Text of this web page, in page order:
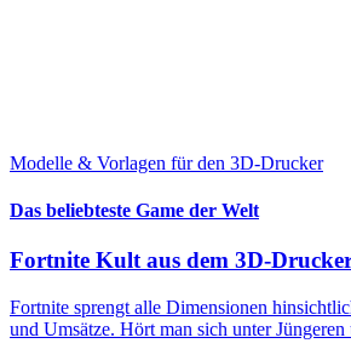
Modelle & Vorlagen für den 3D-Drucker
Das beliebteste Game der Welt
Fortnite Kult aus dem 3D-
Fortnite sprengt alle Dimensionen
und Umsätze. Hört man sich unter